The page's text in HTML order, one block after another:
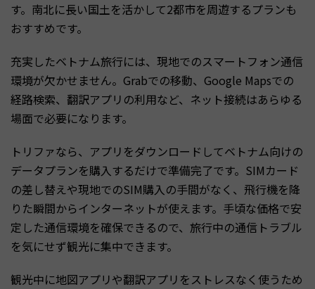
す。南北に長い国土を活かして2都市を周遊するプランも
おすすめです。
充実したベトナム旅行には、現地でのスマートフォン通信
環境が欠かせません。Grabでの移動、Google Mapsでの
経路検索、翻訳アプリの利用など、ネット接続はあらゆる
場面で必要になります。
トリファなら、アプリをダウンロードしてベトナム向けの
データプランを購入するだけで準備完了です。SIMカード
の差し替えや現地でのSIM購入の手間がなく、飛行機を降
りた瞬間からインターネットが使えます。手頃な価格で安
定した通信環境を確保できるので、旅行中の通信トラブル
を気にせず観光に集中できます。
観光中に地図アプリや翻訳アプリをストレスなく使うため